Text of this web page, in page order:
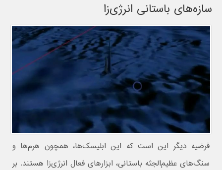
سازه‌های باستانی انرژی‌زا
فرضیه دیگر این است که این ابلیسک‌ها، همچون هرم‌ها و
سنگ‌های عظیم‌الجثه باستانی، ابزارهای فعال انرژی‌زا هستند. بر